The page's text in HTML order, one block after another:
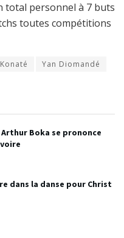
total personnel à 7 buts
toutes compétitions
Yan Diomandé
Arthur Boka se prononce
dans la danse pour Christ